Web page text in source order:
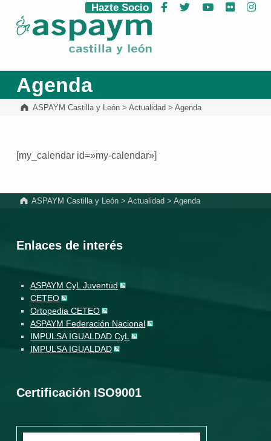
ASPAYM Castilla y León
Hazte Socio Facebook
Twitter YouTube
Flickr
Agenda
ASPAYM Castilla y León> Actualidad > Agenda
[my_calendar id=»my-calendar»]
ASPAYM Castilla y León >Actualidad >Agenda
Enlaces de interés
ASPAYM CyL Juventud
CETEO
Ortopedia CETEO
ASPAYM Federación Nacional
IMPULSA IGUALDAD CyL
IMPULSA IGUALDAD
Certificación ISO9001